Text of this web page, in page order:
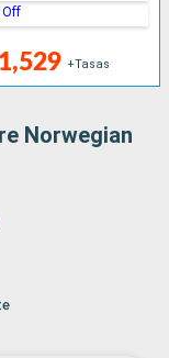
+Tasas
Off
Norwegian